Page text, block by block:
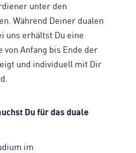
unter den
Während Deiner dualen
uns erhältst Du eine
von Anfang bis Ende der
und individuell mit Dir
Du für das duale
im